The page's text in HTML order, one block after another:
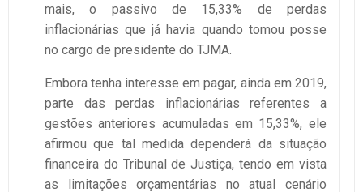
mais, o passivo de 15,33% de perdas
inflacionárias que já havia quando tomou posse
no cargo de presidente do TJMA.
Embora tenha interesse em pagar, ainda em 2019,
parte das perdas inflacionárias referentes a
gestões anteriores acumuladas em 15,33%, ele
afirmou que tal medida dependerá da situação
financeira do Tribunal de Justiça, tendo em vista
as limitações orçamentárias no atual cenário